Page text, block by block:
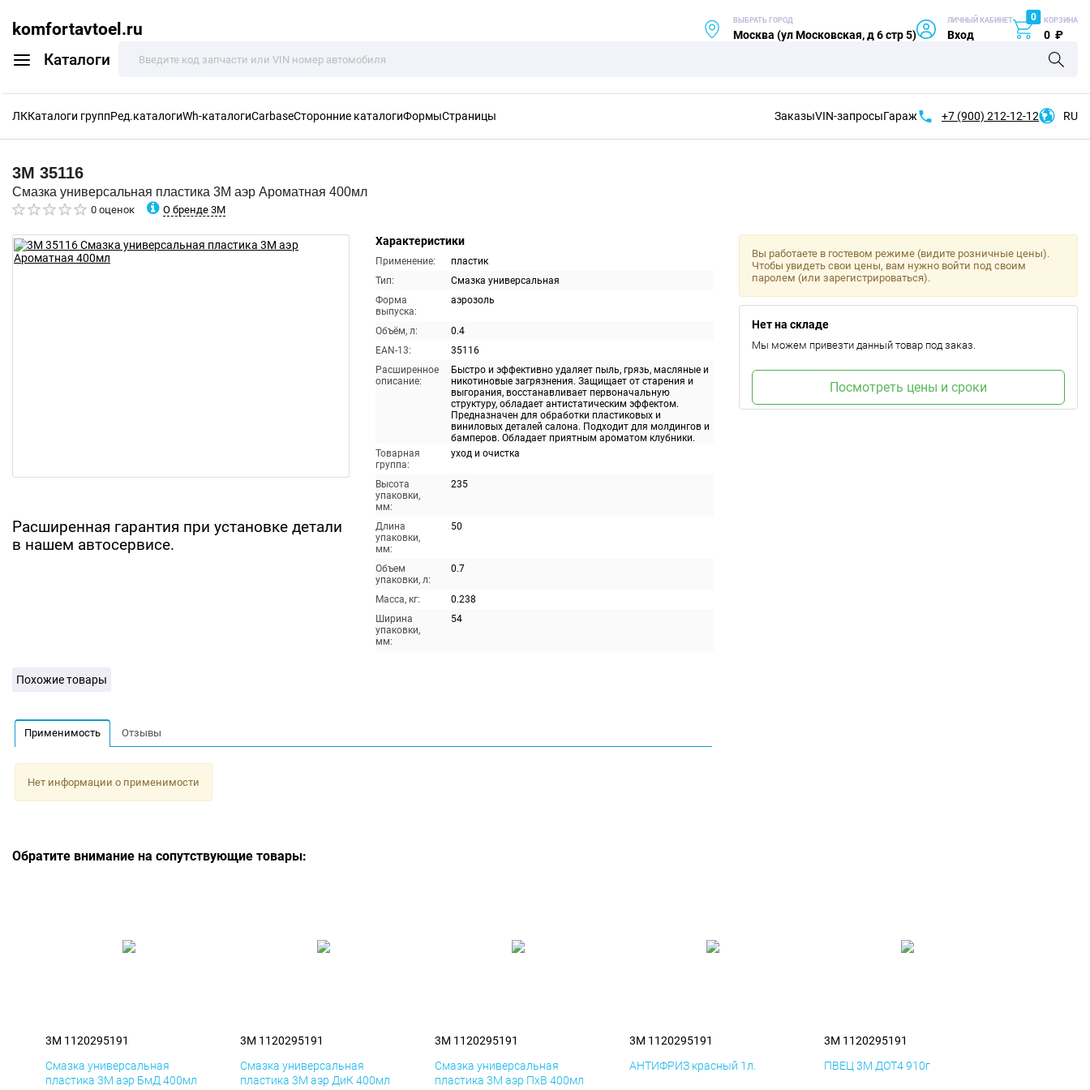
komfortavtoel.ru
Каталоги
ВЫБРАТЬ ГОРОД
Москва (ул Московская, д 6 стр 5)
ЛИЧНЫЙ КАБИНЕТ
Вход
0 КОРЗИНА
0 ₽
ЛККаталоги группРед.каталогиWh-каталогиCarbaseСторонние каталогиФормыСтраницы ЗаказыVIN-запросыГараж +7 (900) 212-12-12 RU
3M 35116
Смазка универсальная пластика 3M аэр Ароматная 400мл
0 оценок О бренде 3M
Расширенная гарантия при установке детали
в нашем автосервисе.
Характеристики
Применение:
пластик
Тип:
Смазка универсальная
Форма
выпуска:
аэрозоль
Объём, л:
0.4
EAN-13:
35116
Расширенное
описание:
Быстро и эффективно удаляет пыль, грязь, масляные и
никотиновые загрязнения. Защищает от старения и
выгорания, восстанавливает первоначальную
структуру, обладает антистатическим эффектом.
Предназначен для обработки пластиковых и
виниловых деталей салона. Подходит для молдингов и
бамперов. Обладает приятным ароматом клубники.
Товарная
группа:
уход и очистка
Высота
упаковки,
мм:
235
Длина
упаковки,
мм:
50
Объем
упаковки, л:
0.7
Масса, кг:
0.238
Ширина
упаковки,
мм:
54
Вы работаете в гостевом режиме (видите розничные цены).
Чтобы увидеть свои цены, вам нужно войти под своим
паролем (или зарегистрироваться).
Нет на складе
Мы можем привезти данный товар под заказ.
Посмотреть цены и сроки
Похожие товары
Применимость Отзывы
Нет информации о применимости
Обратите внимание на сопутствующие товары:
3M 1120295191
Смазка универсальная
пластика 3M аэр БмД 400мл
3M 1120295191
Смазка универсальная
пластика 3M аэр ДиК 400мл
3M 1120295191
Смазка универсальная
пластика 3M аэр ПхВ 400мл
3M 1120295191
АНТИФРИЗ красный 1л.
3M 1120295191
ПВЕЦ 3M ДОТ4 910г